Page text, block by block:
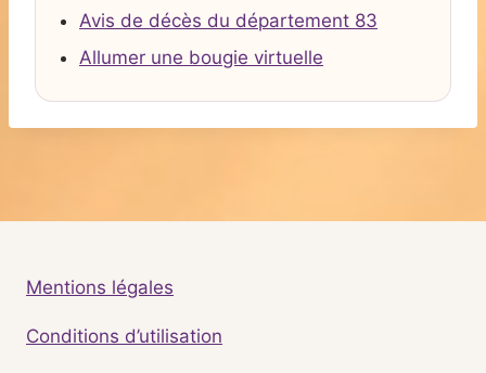
Avis de décès du département 83
Allumer une bougie virtuelle
Mentions légales
Conditions d’utilisation